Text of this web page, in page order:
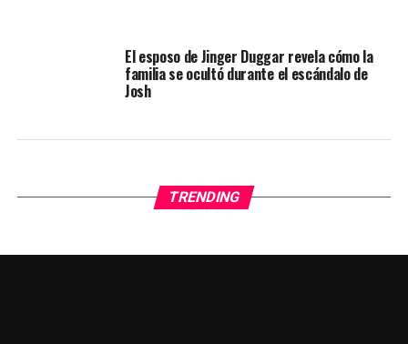
El esposo de Jinger Duggar revela cómo la
familia se ocultó durante el escándalo de
Josh
TRENDING